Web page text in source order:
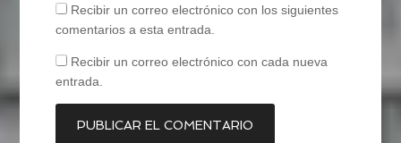
Recibir un correo electrónico con los siguientes
comentarios a esta entrada.
Recibir un correo electrónico con cada nueva
entrada.